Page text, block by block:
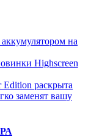
на
Highscreen
раскрыта
заменят вашу